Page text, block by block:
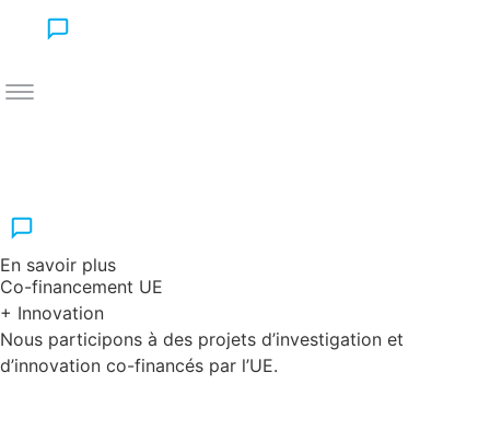
En savoir plus
Co-financement UE
+ Innovation
Nous participons à des projets d’investigation et
d’innovation co-financés par l’UE.